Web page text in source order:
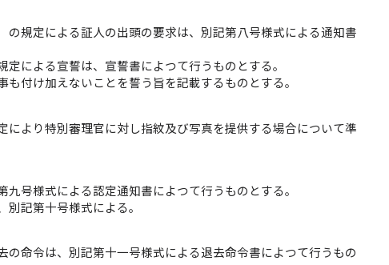
規定による証人の出頭の要求は、別記第八号様式による通知書
による宣誓は、宣誓書によつて行うものとする。
付け加えないことを誓う旨を記載するものとする。
より特別審理官に対し指紋及び写真を提供する場合について準
号様式による認定通知書によつて行うものとする。
記第十号様式による。
命令は、別記第十一号様式による退去命令書によつて行うもの